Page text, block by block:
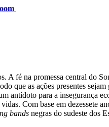
A fé na promessa central do
que as ações presentes
antídoto para a insegurança
Com base em dezessete
bands negras do sudeste dos